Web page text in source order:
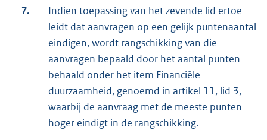
7.
Indien toepassing van het zevende lid ertoe
leidt dat aanvragen op een gelijk puntenaantal
eindigen, wordt rangschikking van die
aanvragen bepaald door het aantal punten
behaald onder het item Financiële
duurzaamheid, genoemd in artikel 11, lid 3,
waarbij de aanvraag met de meeste punten
hoger eindigt in de rangschikking.